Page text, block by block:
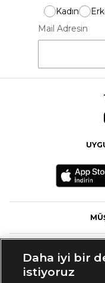
Kadın
Mail Adresin
Daha iyi bir
istiyoruz